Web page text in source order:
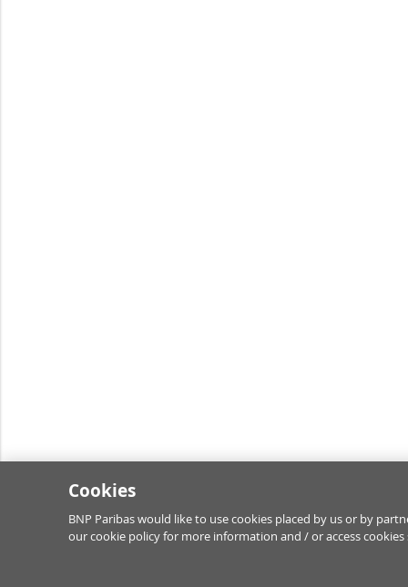
Cookies
BNP Paribas would like to use cookies placed by us or by
our cookie policy for more information and / or access